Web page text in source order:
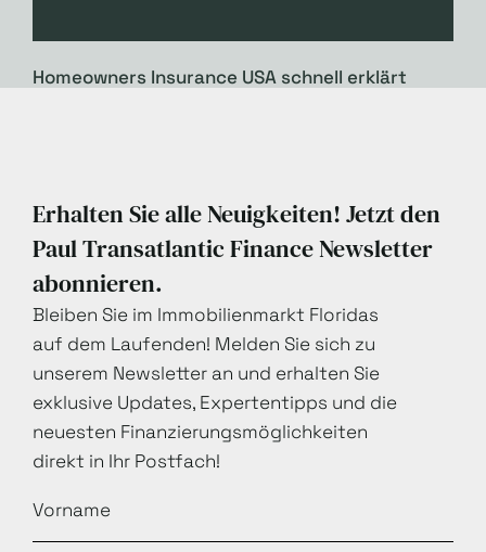
Homeowners Insurance USA schnell erklärt
Erhalten Sie alle Neuigkeiten! Jetzt den
Paul Transatlantic Finance Newsletter
abonnieren.
Bleiben Sie im Immobilienmarkt Floridas
auf dem Laufenden! Melden Sie sich zu
unserem Newsletter an und erhalten Sie
exklusive Updates, Expertentipps und die
neuesten Finanzierungsmöglichkeiten
direkt in Ihr Postfach!